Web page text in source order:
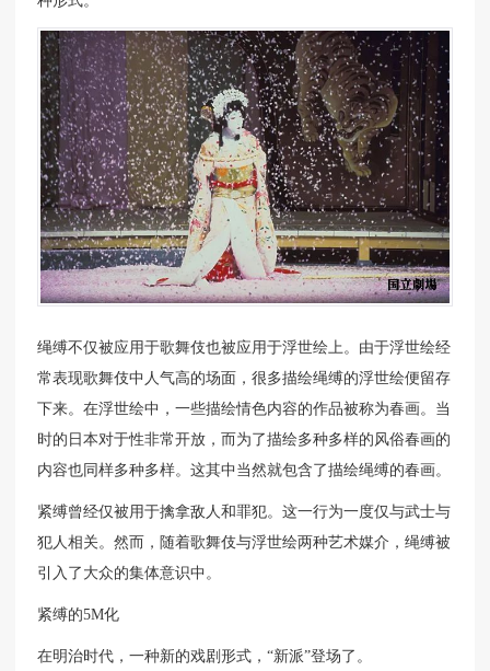
绳缚不仅被应用于歌舞伎也被应用于浮世绘上。由于浮世绘经
常表现歌舞伎中人气高的场面，很多描绘绳缚的浮世绘便留存
下来。在浮世绘中，一些描绘情色内容的作品被称为春画。当
时的日本对于性非常开放，而为了描绘多种多样的风俗春画的
内容也同样多种多样。这其中当然就包含了描绘绳缚的春画。
紧缚曾经仅被用于擒拿敌人和罪犯。这一行为一度仅与武士与
犯人相关。然而，随着歌舞伎与浮世绘两种艺术媒介，绳缚被
引入了大众的集体意识中。
紧缚的5M化
在明治时代，一种新的戏剧形式，“新派”登场了。